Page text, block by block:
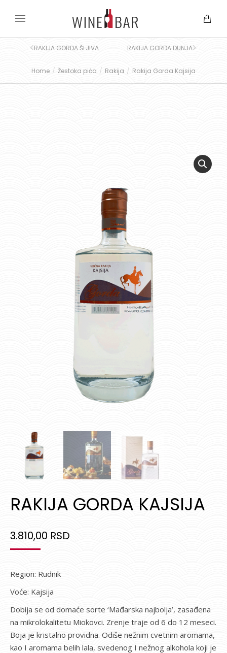
You are here:
Home Žestoka pića Rakija Rakija Gorda Kajsija
RAKIJA GORDA ŠLJIVA RAKIJA GORDA DUNJA
RAKIJA GORDA KAJSIJA
3.810,00 RSD
Region: Rudnik
Voće: Kajsija
Dobija se od domaće sorte ‘Mađarska najbolja’, zasađena
na mikrolokalitetu Miokovci. Zrenje traje od 6 do 12 meseci.
Boja je kristalno providna. Odiše nežnim cvetnim aromama,
kao I aromama belih lala, svedenog I nežnog alkohola koji je